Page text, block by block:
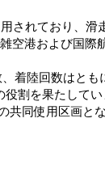
されており、
空港および国際
着陸回数はと
割を果たしてい
同使用区画と